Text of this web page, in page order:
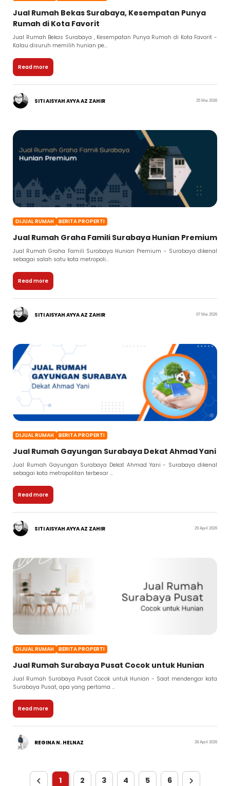
Jual Rumah Bekas Surabaya, Kesempatan Punya
Rumah di Kota Favorit
Jual Rumah Bekas Surabaya , Kesempatan Punya Rumah di Kota Favorit -
Kalau disuruh memilih hunian pe...
Read more
SITI AISYAH AYYA AZ ZAHIR 25 Mei 2026
DIJUAL RUMAH BERITA PROPERTI
Jual Rumah Graha Famili Surabaya Hunian Premium
Jual Rumah Graha Famili Surabaya Hunian Premium - Surabaya dikenal
sebagai salah satu kota metropoli...
Read more
SITI AISYAH AYYA AZ ZAHIR 07 Mei 2026
DIJUAL RUMAH BERITA PROPERTI
Jual Rumah Gayungan Surabaya Dekat Ahmad Yani
Jual Rumah Gayungan Surabaya Dekat Ahmad Yani - Surabaya dikenal
sebagai kota metropolitan terbesar ...
Read more
SITI AISYAH AYYA AZ ZAHIR 29 April 2026
DIJUAL RUMAH BERITA PROPERTI
Jual Rumah Surabaya Pusat Cocok untuk Hunian
Jual Rumah Surabaya Pusat Cocok untuk Hunian - Saat mendengar kata
Surabaya Pusat, apa yang pertama ...
Read more
REGINA N. HELNAZ 28 April 2026
1 2 3 4 5 6